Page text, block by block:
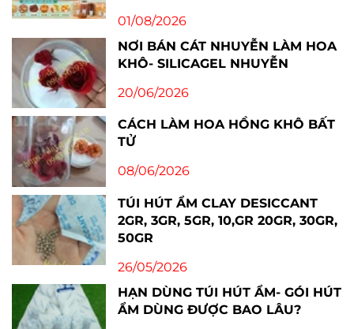
01/08/2026
NƠI BÁN CÁT NHUYỄN LÀM HOA
KHÔ- SILICAGEL NHUYỄN
20/06/2026
CÁCH LÀM HOA HỒNG KHÔ BẤT
TỬ
08/06/2026
TÚI HÚT ẨM CLAY DESICCANT
2GR, 3GR, 5GR, 10,GR 20GR, 30GR,
50GR
26/05/2026
HẠN DÙNG TÚI HÚT ẨM- GÓI HÚT
ẨM DÙNG ĐƯỢC BAO LÂU?